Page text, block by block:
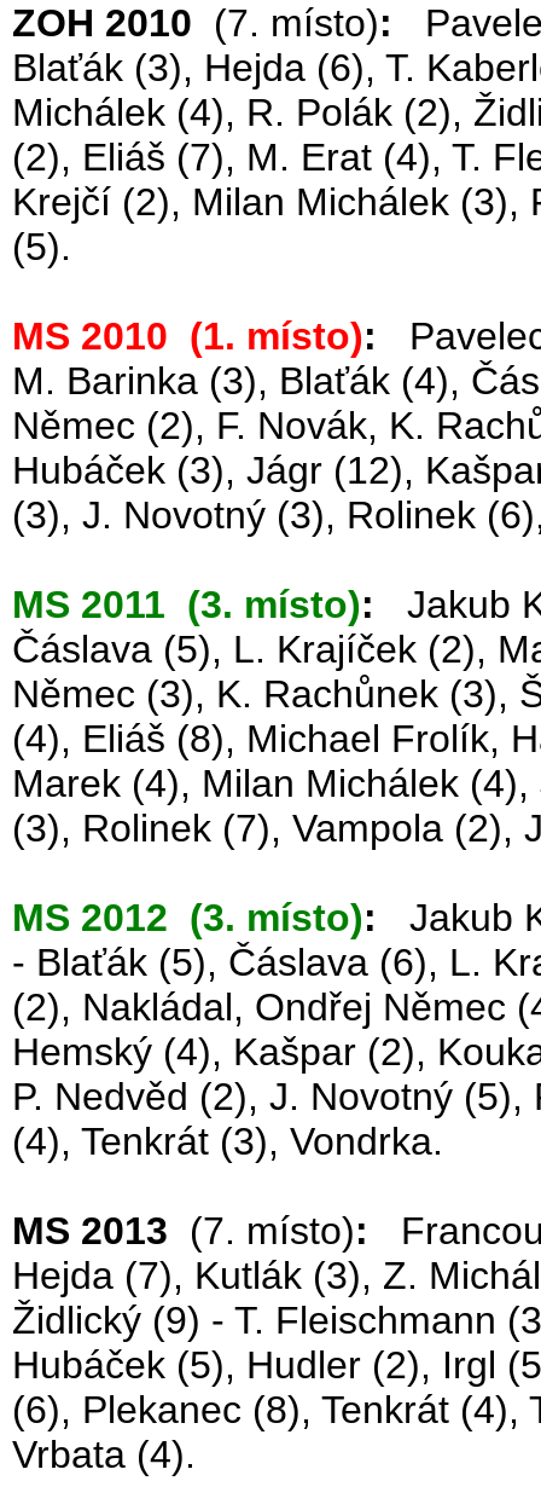
ZOH 2010 (7. místo):
Blaťák (3), Hejda (6), T.
Michálek (4), R. Polák (2),
(2), Eliáš (7), M. Erat (4), T.
Krejčí (2), Milan Michálek (3),
(5).
MS 2010 (1. místo):
M. Barinka (3), Blaťák (4),
Němec (2), F. Novák, K.
Hubáček (3), Jágr (12),
(3), J. Novotný (3), Rolinek
MS 2011 (3. místo): Jakub
Čáslava (5), L. Krajíček (2),
Němec (3), K. Rachůnek (3),
(4), Eliáš (8), Michael Frolík,
Marek (4), Milan Michálek
(3), Rolinek (7), Vampola (2),
MS 2012 (3. místo): Jakub
- Blaťák (5), Čáslava (6), L.
(2), Nakládal, Ondřej Němec
Hemský (4), Kašpar (2),
P. Nedvěd (2), J. Novotný
(4), Tenkrát (3), Vondrka.
MS 2013 (7. místo):
Hejda (7), Kutlák (3), Z.
Židlický (9) - T. Fleischmann
Hubáček (5), Hudler (2), Irgl
(6), Plekanec (8), Tenkrát (4),
Vrbata (4).